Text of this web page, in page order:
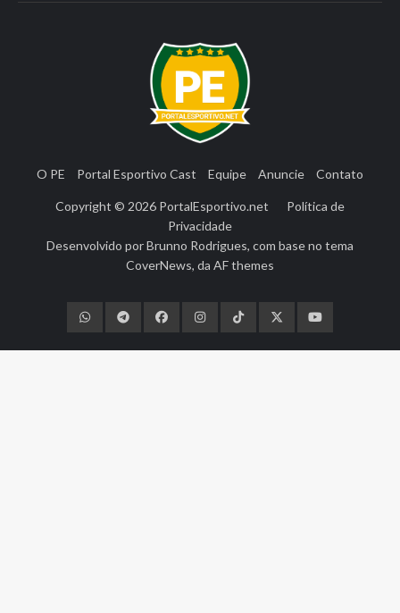
O PE Portal Esportivo Cast Equipe Anuncie Contato
Copyright © 2026 PortalEsportivo.net
Política de
Privacidade
Desenvolvido porBrunno Rodrigues, com base no tema
CoverNews, da AF themes